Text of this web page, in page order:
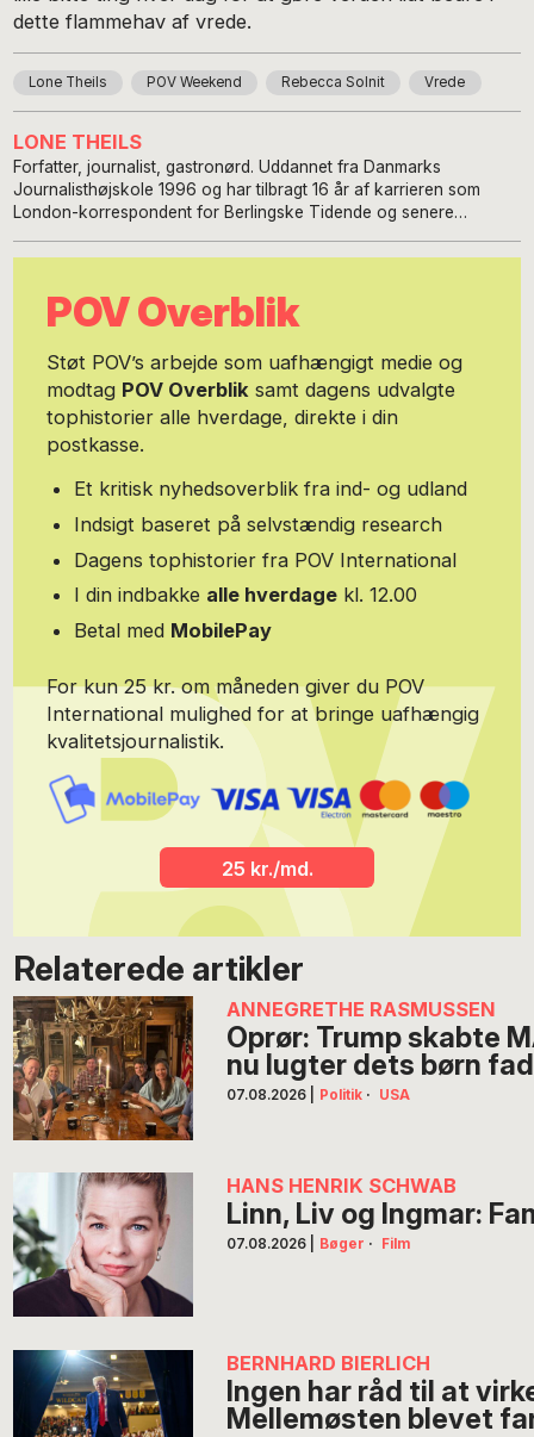
dette flammehav af vrede.
Lone Theils POV Weekend Rebecca Solnit Vrede
LONE THEILS
Forfatter, journalist, gastronørd. Uddannet fra Danmarks
Journalisthøjskole 1996 og har tilbragt 16 år af karrieren som
London-korrespondent for Berlingske Tidende og senere
24Syv og en række magasiner og blade. Underviser på bl.a.
med Pigerne fra Englandsbåden, der er solgt til oversættelse i 16
lande. Forfatter til biografen Globetrotter sammen med Jens
"Den blå digters kone" udkom i juli 2016. I 2017 kom
radiokrimiromanen 87 Sekunder i samarbejde med DRs P1.
Samme år blev Lone Theils nomineret til Martha-prisen som
danskernes yndlingsforfatter. Tredje bog i Nora Sand-serien
Heksedrengen udkommer i februar 2018. Har desuden bidraget til
rejsebøger om London og Dublin i serien Vide Verden. Kickbokser
POV Overblik
Støt POV’s arbejde som uafhængigt medie og
modtag POV Overbliksamt dagens udvalgte
tophistorier alle hverdage, direkte i din
postkasse.
Et kritisk nyhedsoverblik fra ind- og udland
Indsigt baseret på selvstændig research
Dagens tophistorier fra POV International
I din indbakke alle hverdage kl. 12.00
Betal med MobilePay
For kun 25 kr. om måneden giver du POV
International mulighed for at bringe uafhængig
kvalitetsjournalistik.
25 kr./md.
Relaterede artikler
ANNEGRETHE RASMUSSEN
Oprør: Trump skabte
nu lugter dets børn
07.08.2026 Politik · USA
HANS HENRIK SCHWAB
Linn, Liv og Ingmar:
07.08.2026 Bøger · Film
BERNHARD BIERLICH
Ingen har råd til at
Mellemøsten blevet